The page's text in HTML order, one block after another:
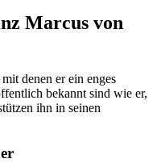
Marcus von
denen er ein enges
bekannt sind wie er,
ihn in seinen